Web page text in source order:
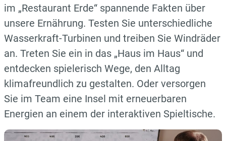
im „Restaurant Erde“ spannende Fakten über
unsere Ernährung. Testen Sie unterschiedliche
Wasserkraft-Turbinen und treiben Sie Windräder
an. Treten Sie ein in das „Haus im Haus“ und
entdecken spielerisch Wege, den Alltag
klimafreundlich zu gestalten. Oder versorgen
Sie im Team eine Insel mit erneuerbaren
Energien an einem der interaktiven Spieltische.